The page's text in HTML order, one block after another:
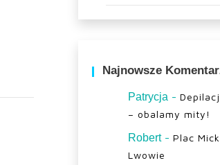
Najnowsze
Patrycja -
– obalamy mity!
Robert- Plac
Lwowie